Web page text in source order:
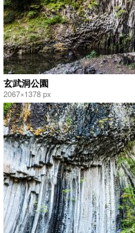
玄武洞公園
2067×1378 px